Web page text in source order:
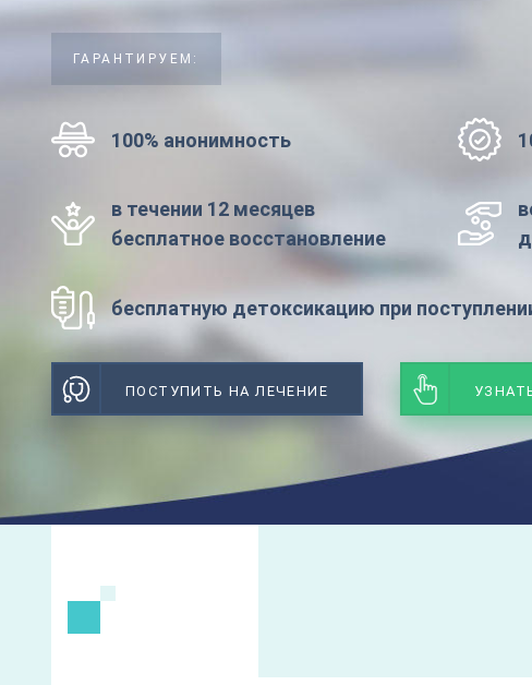
ГАРАНТИРУЕМ:
100% анонимность
в течении 12 месяцев
бесплатное восстановление
бесплатную детоксикацию при
ПОСТУПИТЬ НА ЛЕЧЕНИЕ